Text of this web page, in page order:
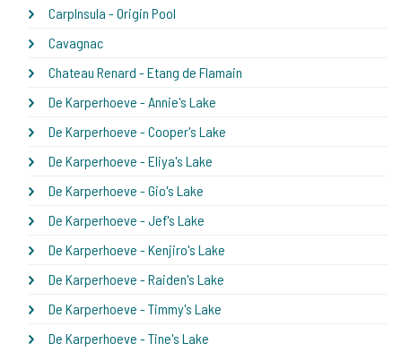
CarpInsula - Origin Pool
Cavagnac
Chateau Renard - Etang de Flamain
De Karperhoeve - Annie's Lake
De Karperhoeve - Cooper's Lake
De Karperhoeve - Eliya's Lake
De Karperhoeve - Gio's Lake
De Karperhoeve - Jef's Lake
De Karperhoeve - Kenjiro's Lake
De Karperhoeve - Raiden's Lake
De Karperhoeve - Timmy's Lake
De Karperhoeve - Tine's Lake